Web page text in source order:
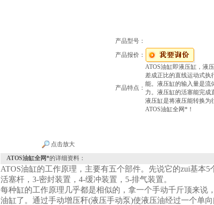
点击放大
产品型号：
产品报价：
产品特点：
ATOS油缸即液压缸，液
差成正比的直线运动式执
能。液压缸的输入量是流
力。液压缸的活塞能完成
液压缸是将液压能转换为
ATOS油缸全网*！
ATOS油缸全网*的详细资料：
ATOS油缸的工作原理，主要有五个部件。先说它的zui基本5
活塞杆，3-密封装置，4-缓冲装置，5-排气装置。
每种缸的工作原理几乎都是相似的，拿一个手动千斤顶来说
油缸了。通过手动增压秆(液压手动泵)使液压油经过一个单